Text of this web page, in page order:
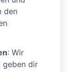
den
: Wir
geben dir